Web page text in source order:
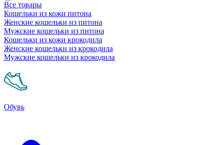
Все товары
Кошельки из кожи питона
Женские кошельки из питона
Мужские кошельки из питона
Кошельки из кожи крокодила
Женские кошельки из крокодила
Мужские кошельки из крокодила
Обувь